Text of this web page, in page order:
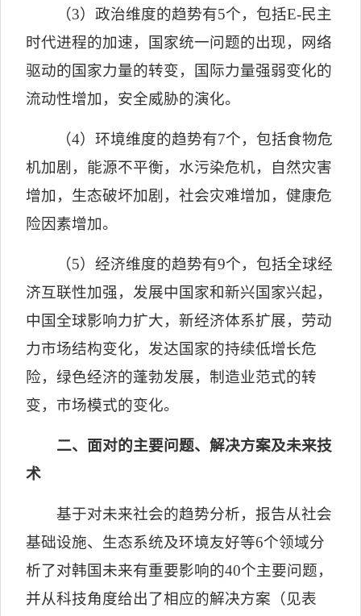
（3）政治维度的趋势有5个，包括E-民主
时代进程的加速，国家统一问题的出现，网络
驱动的国家力量的转变，国际力量强弱变化的
流动性增加，安全威胁的演化。
（4）环境维度的趋势有7个，包括食物危
机加剧，能源不平衡，水污染危机，自然灾害
增加，生态破坏加剧，社会灾难增加，健康危
险因素增加。
（5）经济维度的趋势有9个，包括全球经
济互联性加强，发展中国家和新兴国家兴起，
中国全球影响力扩大，新经济体系扩展，劳动
力市场结构变化，发达国家的持续低增长危
险，绿色经济的蓬勃发展，制造业范式的转
变，市场模式的变化。
二、面对的主要问题、解决方案及未来技
术
基于对未来社会的趋势分析，报告从社会
基础设施、生态系统及环境友好等6个领域分
析了对韩国未来有重要影响的40个主要问题，
并从科技角度给出了相应的解决方案（见表